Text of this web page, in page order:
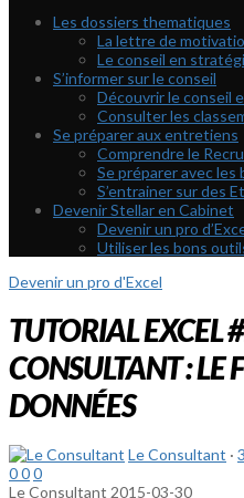
Les dossiers thematiques
La lettre de
Le conseil en
S’informer sur le conseil
Découvrir le conseil
Consulter les
Se préparer aux entretiens
Comprendre le
Se préparer avec les
S’entrainer sur des
Devenir Stellar en Cabinet
Devenir un pro
Utiliser les bons
Devenir un pro d'Excel
TUTORIAL EXCEL
CONSULTANT : LE
DONNÉES
Le Consultant ·
000
Le Consultant 2015-03-30